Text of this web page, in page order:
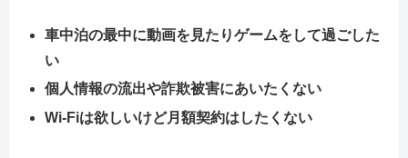
車中泊の最中に動画を見たりゲームをして過ごした
い
個人情報の流出や詐欺被害にあいたくない
Wi-Fiは欲しいけど月額契約はしたくない